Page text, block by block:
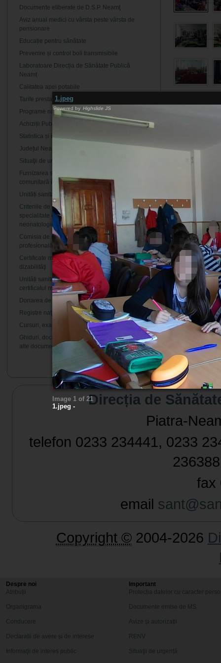
Documente eliberate de D.S.P. Neamţ
Aviz anual medici cu vârsta peste vârsta de
pensionare
Educație pentru sănătate
Prevenire și control boli transmisibile
Laboratoare Direcția de Sănătate Publică
Neamț
Calitatea apei potabile
Tarife prestaţii în domeniul sănătăţii publice
Programe naționale de sănătate publică
Achiziții Publice
Statistica și informatica
Județul Neamț în cifre
Situaţii de urgență
Furnizarea serviciilor de asistență medicală
comunitară integrată
Unități sanitare
Criteriile de ierarhizare a secţiilor de spital de
specialitate obstetrică, ginecologie şi
neonatologie
Comisia de monitorizare și competență
profesională pentru cazurile de malpraxis
Certificate medicale tip A5 pentru copiii cu
dizabilităţi
Unități sanitare publice care eliberează
certificatul medical pentru procedura de adopție
Donarea de sânge
Registre naţionale de sănătate
Cursuri, examene, concursuri
Ghiduri, documentaţii, legaturi utile, cataloage,
alte documente
Direcția de
Piatra-
telefon 0233 234441, 0233
fax
email
Copyright ©2004-2026
Despre noi
Atribuții
Organigrama
Conducere
Declarații de avere și de interese
Informaţii de interes public
Important
Protecția datelor cu caracter
Documente emise de MS
Avize și autorizații
RENV
Situaţii de urgență
1.jpeg
Image 1 of 21
1.jpeg -
Powered by Highslide JS